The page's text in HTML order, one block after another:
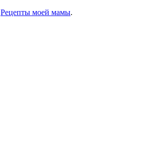
Рецепты моей мамы.